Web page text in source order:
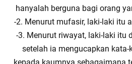
hanyalah berguna bagi orang
-2. Menurut mufasir, laki-laki itu
-3. Menurut riwayat, laki-laki itu
setelah ia mengucapkan